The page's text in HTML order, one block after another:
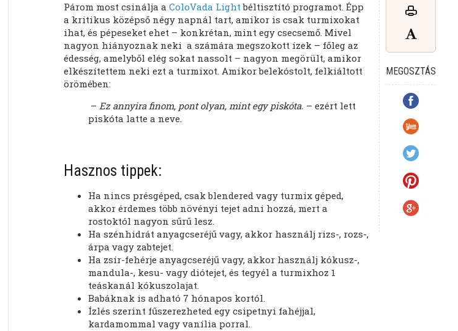
MEGOSZTÁS
Párom most csinálja a ColoVada Lightbéltisztító programot. Épp
a kritikus középső négy napnál tart, amikor is csak turmixokat
ihat, és pépeseket ehet – konkrétan, mint egy csecsemő. Mivel
nagyon hiányoznak neki a számára megszokott ízek – főleg az
édesség, amelyből elég sokat nassolt – nagyon megörült, amikor
elkészítettem neki ezt a turmixot. Amikor belekóstolt, felkiáltott
örömében:
– Ez annyira finom, pont olyan, mint egy piskóta. – ezért lett
piskóta latte a neve.
Hasznos tippek:
Ha nincs présgéped, csak blendered vagy turmix géped,
akkor érdemes több növényi tejet adni hozzá, mert a
rostoktól nagyon sűrű lesz.
Ha szénhidrát anyagcseréjű vagy, akkor használj rizs-, rozs-,
árpa vagy zabtejet.
Ha zsír-fehérje anyagcseréjű vagy, akkor használj kókusz-,
mandula-, kesu- vagy diótejet, és tegyél a turmixhoz 1
teáskanál kókuszolajat.
Babáknak is adható 7 hónapos kortól.
Ízlés szerint fűszerezheted egy csipetnyi fahéjjal,
kardamommal vagy vanília porral.